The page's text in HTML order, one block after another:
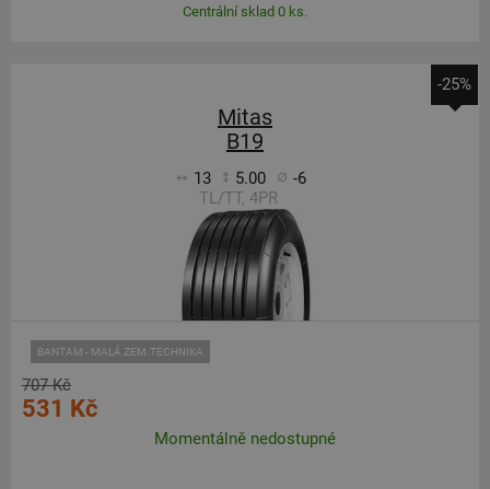
Centrální sklad 0 ks.
-25%
Mitas
B19
13 5.00
-6
TL/TT, 4PR
BANTAM - MALÁ ZEM.TECHNIKA
707 Kč
531 Kč
Momentálně nedostupné